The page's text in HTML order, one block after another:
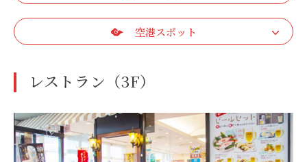
空港スポット
レストラン（3F）